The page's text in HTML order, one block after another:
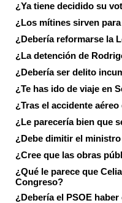
¿Ya tiene decidido su
¿Los mítines sirven
¿Debería reformarse la
¿La detención de
¿Debería ser delito
¿Te has ido de viaje en
¿Tras el accidente
¿Le parecería bien que
¿Debe dimitir el
¿Cree que las obras
¿Qué le parece que
Congreso?
¿Debería el PSOE